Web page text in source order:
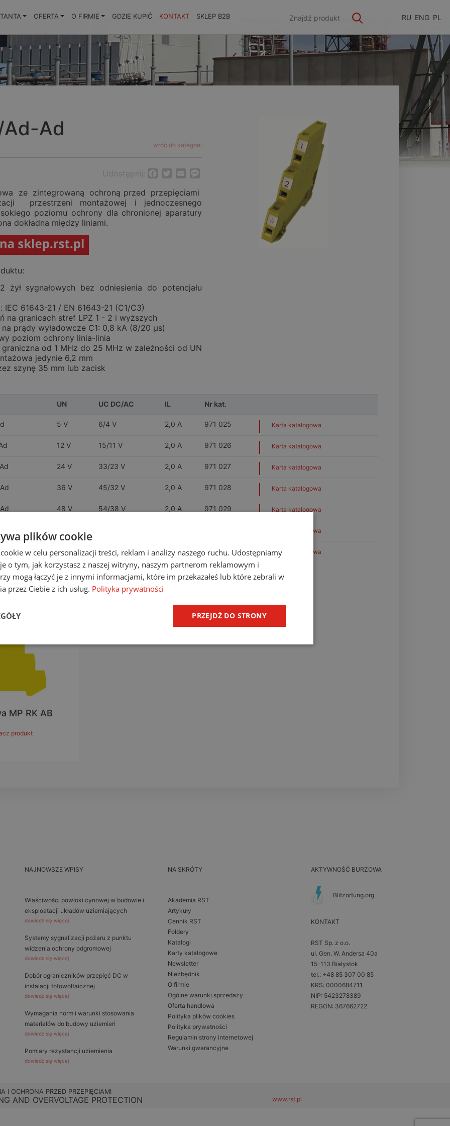
OFERTA O FIRMIE GDZIE KUPIĆ KONTAKT SKLEP B2B RU ENG PL
Ad-Ad
wróć do kategorii
Udostępnij: Facebook
Twitter
Email
ze zintegrowaną ochroną przed przepięciami
przestrzeni montażowej i jednoczesnego
poziomu ochrony dla chronionej aparatury
dokładna między liniami.
żył sygnałowych bez odniesienia do potencjału
IEC 61643-21 / EN 61643-21 (C1/C3)
na granicach stref LPZ 1 - 2 i wyższych
na prądy wyładowcze C1: 0,8 kA (8/20 µs)
poziom ochrony linia-linia
od 1 MHz do 25 MHz w zależności od UN
jedynie 6,2 mm
szynę 35 mm lub zacisk
UN UC DC/AC IL Nr kat.
5 V 6/4 V 2,0 A 971 025 Karta katalogowa
12 V 15/11 V 2,0 A 971 026 Karta katalogowa
24 V 33/23 V 2,0 A 971 027 Karta katalogowa
36 V 45/32 V 2,0 A 971 028 Karta katalogowa
48 V 54/38 V 2,0 A 971 029 Karta katalogowa
Karta katalogowa
Ad 170 V 170/120 V 2,0 A 971 031 Karta katalogowa
MP RK AB
produkt
NAJNOWSZE WPISY
Właściwości powłoki cynowej w budowie i
eksploatacji układów uziemiających
dowiedz się więcej
Systemy sygnalizacji pożaru z punktu
widzenia ochrony odgromowej
dowiedz się więcej
Dobór ograniczników przepięć DC w
instalacji fotowoltaicznej
dowiedz się więcej
Wymagania norm i warunki stosowania
materiałów do budowy uziemień
dowiedz się więcej
Pomiary rezystancji uziemienia
dowiedz się więcej
NA SKRÓTY
Akademia RST
Artykuły
Cennik RST
Foldery
Katalogi
Karty katalogowe
Newsletter
Niezbędnik
O firmie
Ogólne warunki sprzedaży
Oferta handlowa
Polityka plików cookies
Polityka prywatności
Regulamin strony internetowej
Warunki gwarancyjne
AKTYWNOŚĆ BURZOWA
Blitzortung.org
KONTAKT
RST Sp. z o.o.
ul. Gen. W. Andersa 40a
15-113 Białystok
tel.: +48 85 307 00 85
KRS: 0000684711
NIP: 5423278389
REGON: 367662722
I OCHRONA PRZED PRZEPIĘCIAMI
AND OVERVOLTAGE PROTECTION www.rst.pl
plików cookie
w celu personalizacji treści, reklam i analizy naszego ruchu. Udostępniamy
o tym, jak korzystasz z naszej witryny, naszym partnerom reklamowym i
mogą łączyć je z innymi informacjami, które im przekazałeś lub które zebrali w
przez Ciebie z ich usług. Polityka prywatności
PRZEJDŹ DO STRONY